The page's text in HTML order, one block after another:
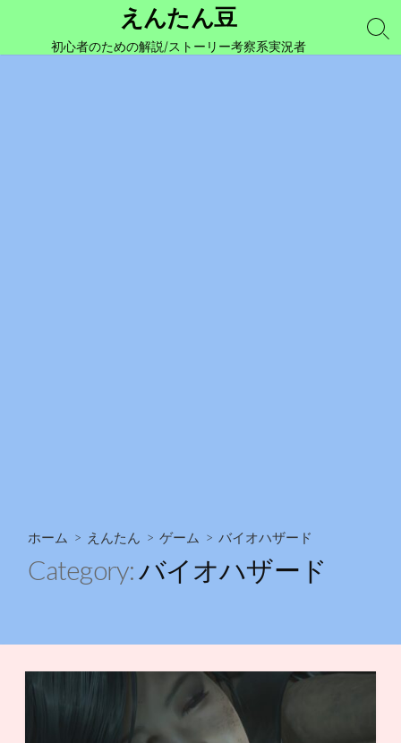
テ
えんたん豆
初心者のための解説/ストーリー考察系実況者
検
索
ホーム > えんたん > ゲーム > バイオハザード
Category:バイオハザード